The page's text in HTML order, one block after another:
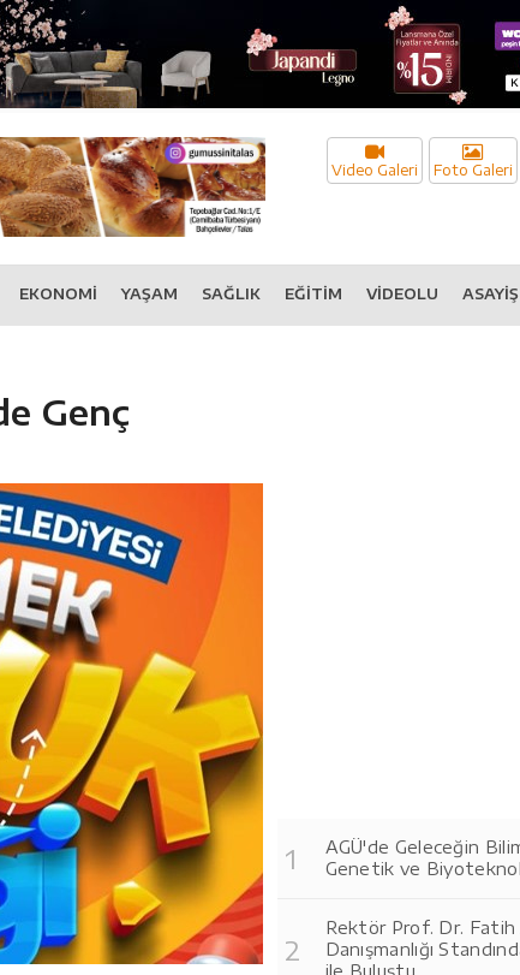
Foto Galeri
Video Galeri
EKONOMİ YAŞAM SAĞLIK EĞİTİM VİDEOLU ASAYİŞ
Genç
AGÜ'de Geleceğin
Genetik ve
Rektör Prof. Dr. Fatih
Danışmanlığı